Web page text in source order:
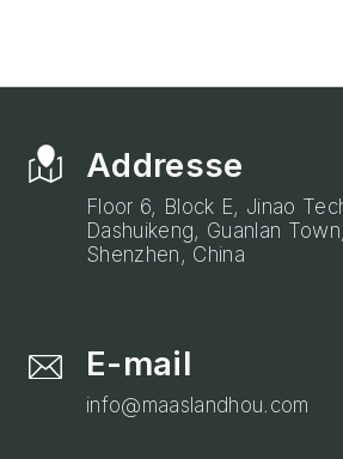
Addresse
Floor 6, Block E, Jinao
Dashuikeng, Guanlan
Shenzhen, China
E-mail
info@maaslandhou.com